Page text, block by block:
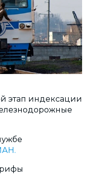
этап индексации